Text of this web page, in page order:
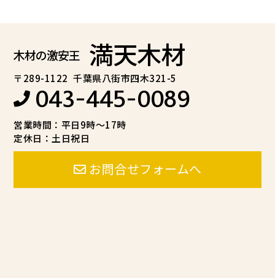
木材の激安王 満天木材
〒289-1122千葉県八街市四木321-5
043-445-0089
営業時間：平日9時～17時
定休日：土日祝日
お問合せフォームへ